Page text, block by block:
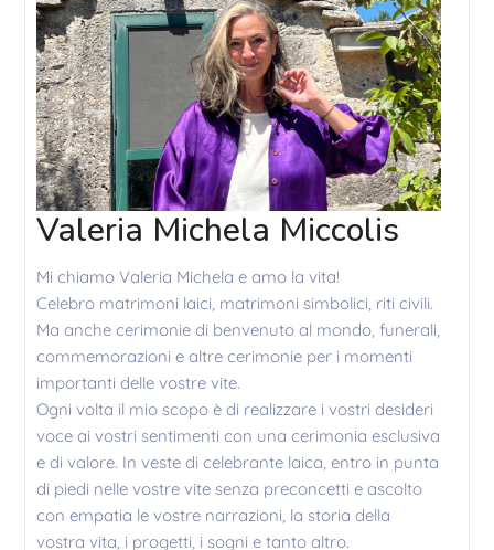
Valeria Michela Miccolis
Mi chiamo Valeria Michela e amo la vita!
Celebro matrimoni laici, matrimoni simbolici, riti civili.
Ma anche cerimonie di benvenuto al mondo, funerali,
commemorazioni e altre cerimonie per i momenti
importanti delle vostre vite.
Ogni volta il mio scopo è di realizzare i vostri desideri
voce ai vostri sentimenti con una cerimonia esclusiva
e di valore. In veste di celebrante laica, entro in punta
di piedi nelle vostre vite senza preconcetti e ascolto
con empatia le vostre narrazioni, la storia della
vostra vita, i progetti, i sogni e tanto altro.